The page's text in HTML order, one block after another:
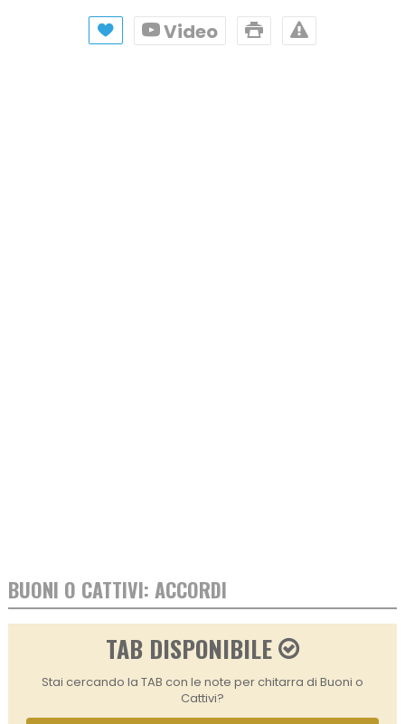
Video
BUONI O CATTIVI: ACCORDI
TAB DISPONIBILE
Stai cercando la TAB con le note per chitarra di Buoni o
Cattivi?